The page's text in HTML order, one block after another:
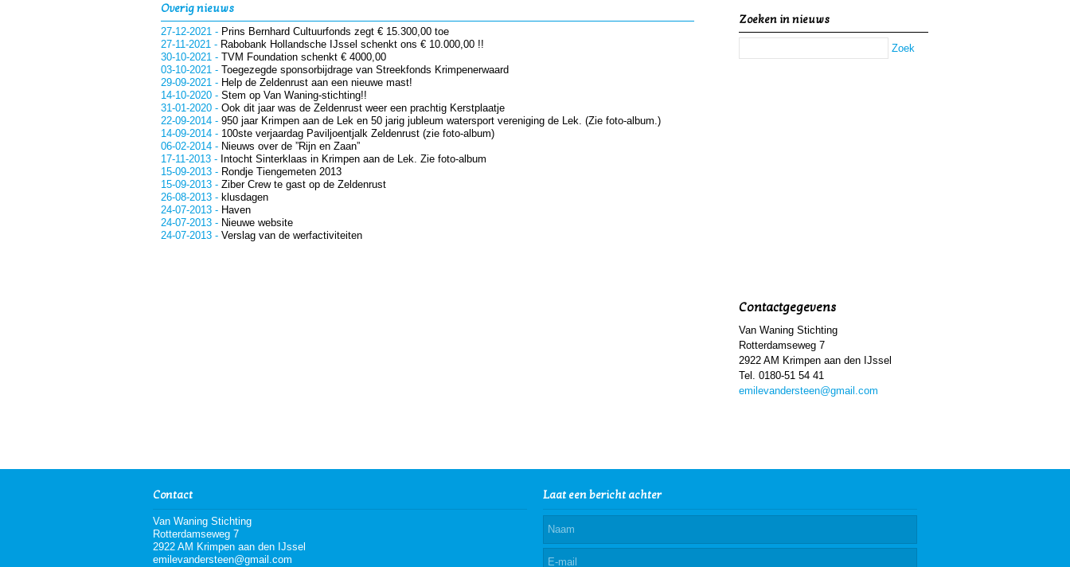
Overig nieuws
27-12-2021 - Prins Bernhard Cultuurfonds zegt € 15.300,00 toe
27-11-2021 - Rabobank Hollandsche IJssel schenkt ons € 10.000,00 !!
30-10-2021 - TVM Foundation schenkt € 4000,00
03-10-2021 - Toegezegde sponsorbijdrage van Streekfonds Krimpenerwaard
29-09-2021 - Help de Zeldenrust aan een nieuwe mast!
14-10-2020 - Stem op Van Waning-stichting!!
31-01-2020 - Ook dit jaar was de Zeldenrust weer een prachtig Kerstplaatje
22-09-2014 - 950 jaar Krimpen aan de Lek en 50 jarig jubleum watersport vereniging de Lek. (Zie foto-album.)
14-09-2014 - 100ste verjaardag Paviljoentjalk Zeldenrust (zie foto-album)
06-02-2014 - Nieuws over de ”Rijn en Zaan”
17-11-2013 - Intocht Sinterklaas in Krimpen aan de Lek. Zie foto-album
15-09-2013 - Rondje Tiengemeten 2013
15-09-2013 - Ziber Crew te gast op de Zeldenrust
26-08-2013 - klusdagen
24-07-2013 - Haven
24-07-2013 - Nieuwe website
24-07-2013 - Verslag van de werfactiviteiten
Zoeken in nieuws
Zoek
Contactgegevens
Van Waning Stichting
Rotterdamseweg 7
2922 AM Krimpen aan den IJssel
Tel. 0180-51 54 41
emilevandersteen@gmail.com
Contact
Van Waning Stichting
Rotterdamseweg 7
2922 AM Krimpen aan den IJssel
emilevandersteen@gmail.com
Laat een bericht achter